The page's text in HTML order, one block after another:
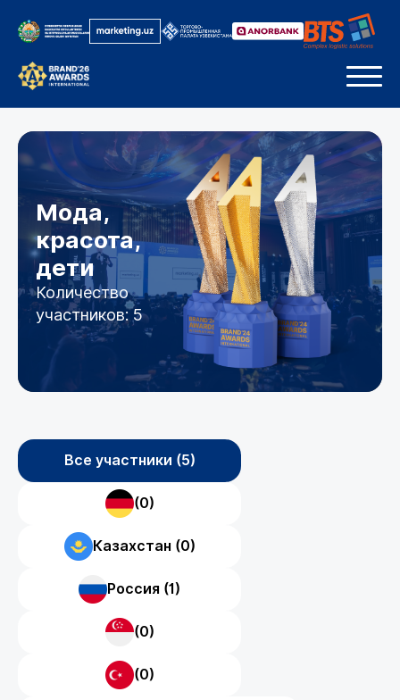
Мода,
красота,
дети
Количество
участников: 5
Все участники (5)
(0)
Казахстан (0)
Россия (1)
(0)
(0)